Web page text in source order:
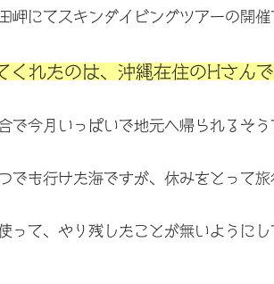
岬にてスキンダイビングツアーの開催
くれたのは、沖縄在住のHさんで
で今月いっぱいで地元へ帰られるそう
でも行けた海ですが、休みをとって旅
って、やり残したことが無いようにし